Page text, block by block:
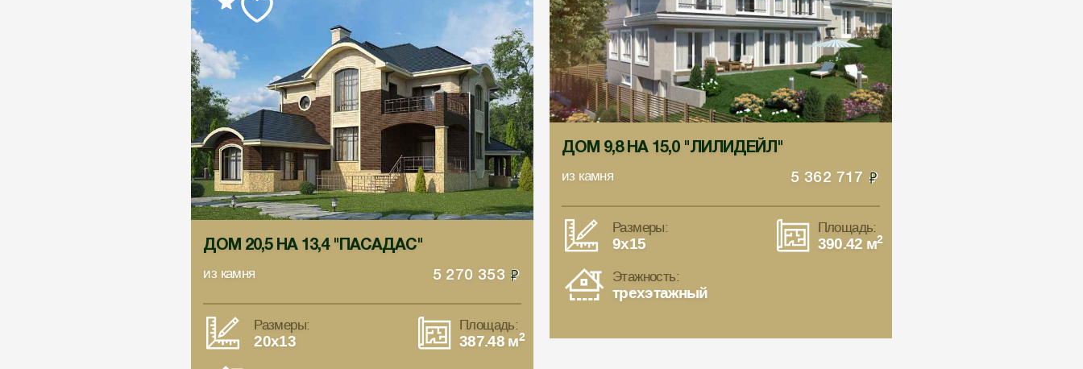
ДОМ 20,5 НА 13,4 "ПАСАДАС"
из камня 5 270 353
Размеры:
20x13
Площадь:
387.48 м2
ДОМ 9,8 НА 15,0 "ЛИЛИДЕЙЛ"
из камня 5 362 717
Размеры:
9x15
Площадь:
390.42 м2
Этажность:
трехэтажный